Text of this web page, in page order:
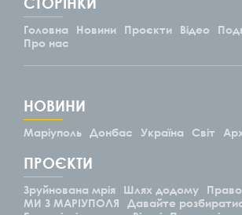
Головна Новини Проєкти Відео
Про нас
НОВИНИ
Маріуполь Донбас Україна Світ
ПРОЄКТИ
Зруйнована мрія Шлях додому
МИ З МАРІУПОЛЯ
Давайте